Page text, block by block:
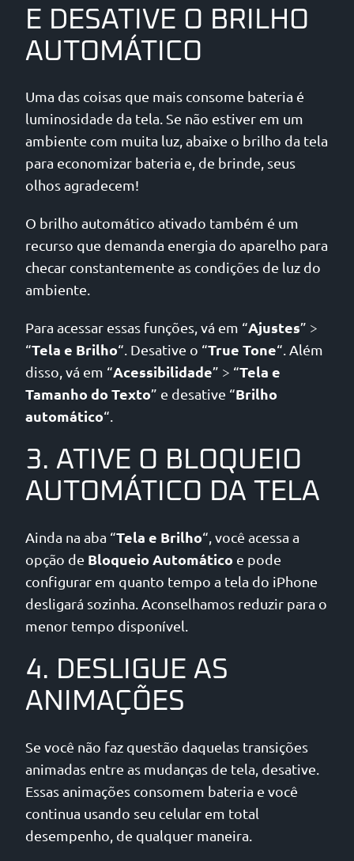
E DESATIVE O BRILHO
AUTOMÁTICO
Uma das coisas que mais consome bateria é
luminosidade da tela. Se não estiver em um
ambiente com muita luz, abaixe o brilho da tela
para economizar bateria e, de brinde, seus
olhos agradecem!
O brilho automático ativado também é um
recurso que demanda energia do aparelho para
checar constantemente as condições de luz do
ambiente.
Para acessar essas funções, vá em “Ajustes” >
“Tela e Brilho“. Desative o “True Tone“. Além
disso, vá em “Acessibilidade” > “Tela e
Tamanho do Texto” e desative “Brilho
automático“.
3. ATIVE O BLOQUEIO
AUTOMÁTICO DA TELA
Ainda na aba “Tela e Brilho“, você acessa a
opção de Bloqueio Automático e pode
configurar em quanto tempo a tela do iPhone
desligará sozinha. Aconselhamos reduzir para o
menor tempo disponível.
4. DESLIGUE AS
ANIMAÇÕES
Se você não faz questão daquelas transições
animadas entre as mudanças de tela, desative.
Essas animações consomem bateria e você
continua usando seu celular em total
desempenho, de qualquer maneira.